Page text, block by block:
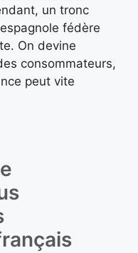
un tronc
fédère
On devine
consommateurs,
peut vite